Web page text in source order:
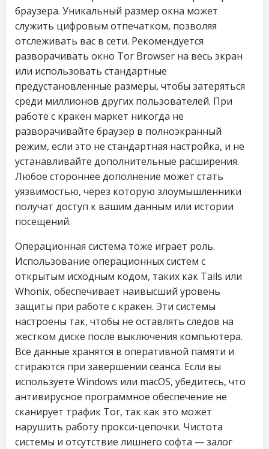
браузера. Уникальный размер окна может
служить цифровым отпечатком, позволяя
отслеживать вас в сети. Рекомендуется
разворачивать окно Tor Browser на весь экран
или использовать стандартные
предустановленные размеры, чтобы затеряться
среди миллионов других пользователей. При
работе с кракен маркет никогда не
разворачивайте браузер в полноэкранный
режим, если это не стандартная настройка, и не
устанавливайте дополнительные расширения.
Любое стороннее дополнение может стать
уязвимостью, через которую злоумышленники
получат доступ к вашим данным или истории
посещений.
Операционная система тоже играет роль.
Использование операционных систем с
открытым исходным кодом, таких как Tails или
Whonix, обеспечивает наивысший уровень
защиты при работе с кракен. Эти системы
настроены так, чтобы не оставлять следов на
жестком диске после выключения компьютера.
Все данные хранятся в оперативной памяти и
стираются при завершении сеанса. Если вы
используете Windows или macOS, убедитесь, что
антивирусное программное обеспечение не
сканирует трафик Tor, так как это может
нарушить работу прокси-цепочки. Чистота
системы и отсутствие лишнего софта — залог